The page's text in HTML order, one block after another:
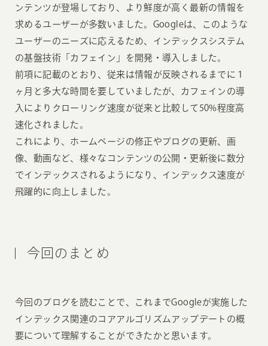
ンテンツが登場しており、より鮮度が高く最新の情報を
求めるユーザーが多数いました。Googleは、このような
ユーザーのニーズに応えるため、インデックスシステム
の基盤技術「カフェイン」を開発・導入しました。
前項に記載のとおり、従来は情報が反映されるまでに１
ヶ月と多大な時間を要していましたが、カフェインの導
入によりクローリング速度が従来と比較して50%程度高
速化されました。
これにより、ホームページの修正やブログの更新、画
像、動画など、様々なコンテンツの公開・更新後に数分
でインデックスされるようになり、インデックス速度が
飛躍的に向上しました。
今回のまとめ
今回のブログを読むことで、これまでGoogleが実施した
インデックス関連のコアアルゴリズムアップデートの概
要について理解することができたかと思います。